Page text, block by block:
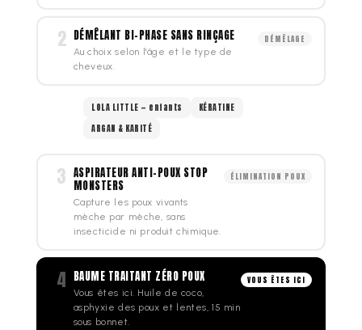
2 DÉMÊLANT BI-PHASE SANS RINÇAGE
Au choix selon l'âge et le type de
cheveux.
DÉMÊLAGE
LOLA LITTLE — enfants
KÉRATINE
ARGAN & KARITÉ
3 ASPIRATEUR ANTI-POUX STOP
MONSTERS
Capture les poux vivants
mèche par mèche, sans
insecticide ni produit chimique.
ÉLIMINATION POUX
4 BAUME TRAITANT ZÉRO POUX
Vous êtes ici. Huile de coco,
asphyxie des poux et lentes, 15 min
sous bonnet.
VOUS ÊTES ICI